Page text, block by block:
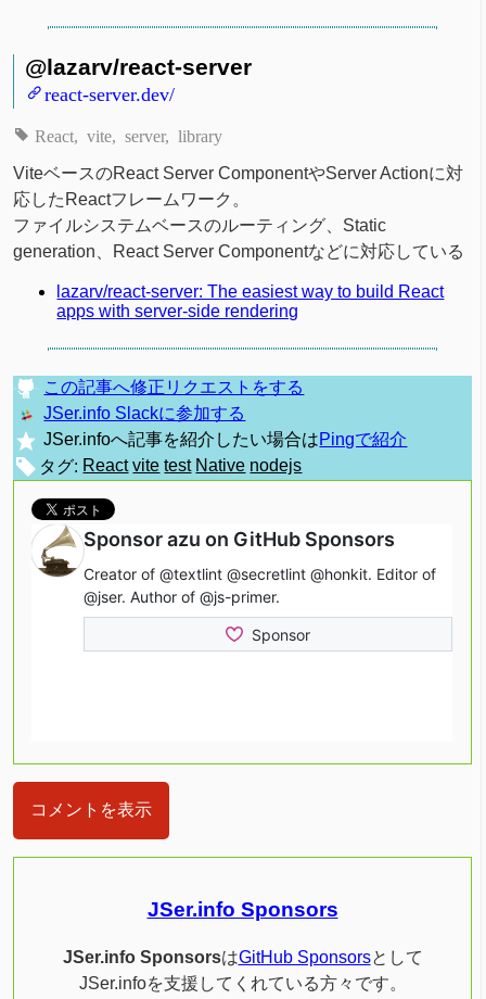
@lazarv/react-server
react-server.dev/
React vite server library
ViteベースのReact Server ComponentやServer Actionに対
応したReactフレームワーク。
ファイルシステムベースのルーティング、Static
generation、React Server Componentなどに対応している
lazarv/react-server: The easiest way to build React
apps with server-side rendering
この記事へ修正リクエストをする
JSer.info Slackに参加する
JSer.infoへ記事を紹介したい場合はPingで紹介
タグ: React vite test Native nodejs
コメントを表示
JSer.info Sponsors
JSer.info SponsorsはGitHub Sponsorsとして
JSer.infoを支援してくれている方々です。